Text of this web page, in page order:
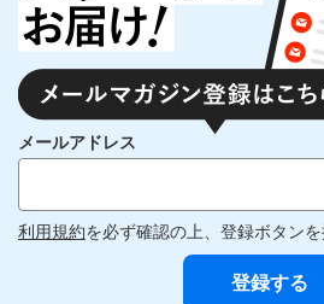
メールアドレス
利用規約を必ず確認の上、登録ボタンを